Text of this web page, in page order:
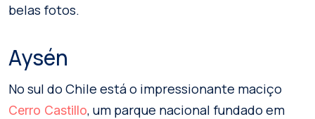
belas fotos.
Aysén
No sul do Chile está o impressionante maciço
Cerro Castillo, um parque nacional fundado em